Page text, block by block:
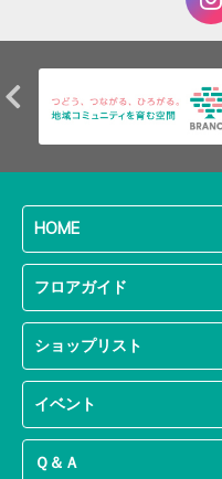
HOME
フロアガイド
ショップリスト
イベント
Ｑ＆Ａ